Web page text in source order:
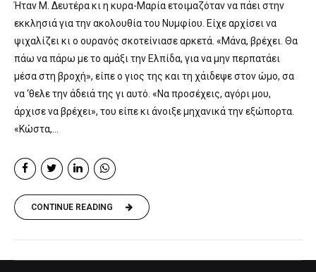
Ήταν Μ. Δευτέρα κι η κυρα-Μαρία ετοιμαζόταν να πάει στην
εκκλησιά για την ακολουθία του Νυμφίου. Είχε αρχίσει να
ψιχαλίζει κι ο ουρανός σκοτείνιασε αρκετά. «Μάνα, βρέχει. Θα
πάω να πάρω με το αμάξι την Ελπίδα, για να μην περπατάει
μέσα στη βροχή», είπε ο γιος της και τη χάιδεψε στον ώμο, σα
να ‘θελε την άδειά της γι αυτό. «Να προσέχεις, αγόρι μου,
άρχισε να βρέχει», του είπε κι άνοιξε μηχανικά την εξώπορτα.
«Κώστα,...
CONTINUE READING